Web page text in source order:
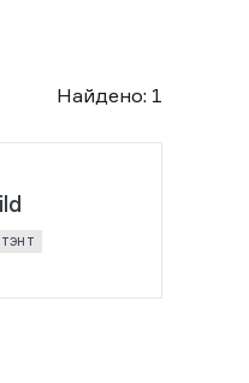
Найдено: 1